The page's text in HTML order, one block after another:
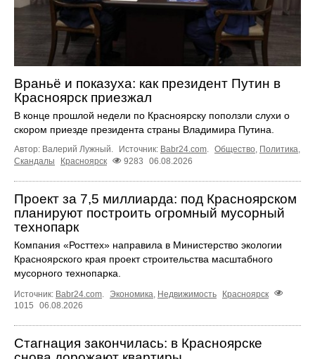
Враньё и показуха: как президент Путин в
Красноярск приезжал
В конце прошлой недели по Красноярску поползли слухи о
скором приезде президента страны Владимира Путина.
Автор: Валерий Лужный. Источник: Babr24.com. Общество, Политика,
Скандалы
Красноярск 9283 06.08.2026
Проект за 7,5 миллиарда: под Красноярском
планируют построить огромный мусорный
технопарк
Компания «Росттех» направила в Министерство экологии
Красноярского края проект строительства масштабного
мусорного технопарка.
Источник: Babr24.com Экономика Недвижимость
Красноярск
1015
06.08.2026
Стагнация закончилась: в Красноярске